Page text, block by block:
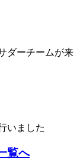
ダーチームが来
いました